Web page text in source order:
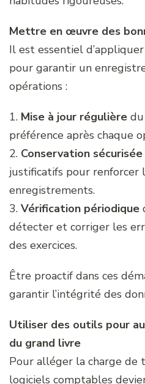
Mettre en œuvre des
Il est essentiel
pour garantir un
opérations :
1. Mise à jour régulière
préférence après chaque
2. Conservation sécurisée
justificatifs pour renforcer
enregistrements.
3. Vérification périodique
détecter et corriger les
des exercices.
Être proactif dans ces
garantir l’intégrité des
Utiliser des outils pour
du grand livre
Pour alléger la charge de
logiciels comptables